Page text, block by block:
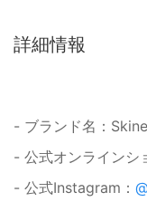
詳細情報
- ブランド名：
- 公式オンラインシ
- 公式Instagram：